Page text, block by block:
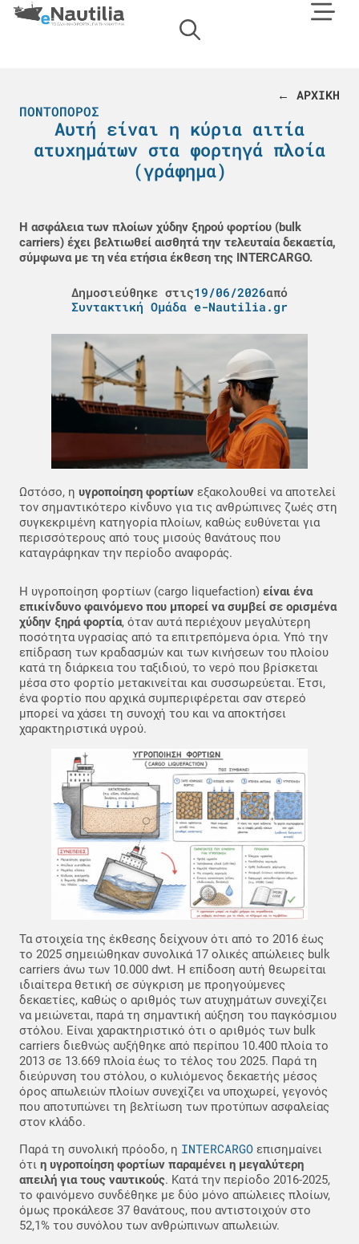
← ΑΡΧΙΚΗ
ΠΟΝΤΟΠΌΡΟΣ
Αυτή είναι η κύρια αιτία
ατυχημάτων στα φορτηγά πλοία
(γράφημα)
Η ασφάλεια των πλοίων χύδην ξηρού φορτίου (bulk
carriers) έχει βελτιωθεί αισθητά την τελευταία δεκαετία,
σύμφωνα με τη νέα ετήσια έκθεση της INTERCARGO.
Δημοσιεύθηκε στις19/06/2026από
Συντακτική Ομάδα e-Nautilia.gr
Ωστόσο, η υγροποίηση φορτίων εξακολουθεί να αποτελεί
τον σημαντικότερο κίνδυνο για τις ανθρώπινες ζωές στη
συγκεκριμένη κατηγορία πλοίων, καθώς ευθύνεται για
περισσότερους από τους μισούς θανάτους που
καταγράφηκαν την περίοδο αναφοράς.
Η υγροποίηση φορτίων (cargo liquefaction) είναι ένα
επικίνδυνο φαινόμενο που μπορεί να συμβεί σε ορισμένα
χύδην ξηρά φορτία, όταν αυτά περιέχουν μεγαλύτερη
ποσότητα υγρασίας από τα επιτρεπόμενα όρια. Υπό την
επίδραση των κραδασμών και των κινήσεων του πλοίου
κατά τη διάρκεια του ταξιδιού, το νερό που βρίσκεται
μέσα στο φορτίο μετακινείται και συσσωρεύεται. Έτσι,
ένα φορτίο που αρχικά συμπεριφέρεται σαν στερεό
μπορεί να χάσει τη συνοχή του και να αποκτήσει
χαρακτηριστικά υγρού.
Τα στοιχεία της έκθεσης δείχνουν ότι από το 2016 έως
το 2025 σημειώθηκαν συνολικά 17 ολικές απώλειες bulk
carriers άνω των 10.000 dwt. Η επίδοση αυτή θεωρείται
ιδιαίτερα θετική σε σύγκριση με προηγούμενες
δεκαετίες, καθώς ο αριθμός των ατυχημάτων συνεχίζει
να μειώνεται, παρά τη σημαντική αύξηση του παγκόσμιου
στόλου. Είναι χαρακτηριστικό ότι ο αριθμός των bulk
carriers διεθνώς αυξήθηκε από περίπου 10.400 πλοία το
2013 σε 13.669 πλοία έως το τέλος του 2025. Παρά τη
διεύρυνση του στόλου, ο κυλιόμενος δεκαετής μέσος
όρος απωλειών πλοίων συνεχίζει να υποχωρεί, γεγονός
που αποτυπώνει τη βελτίωση των προτύπων ασφαλείας
στον κλάδο.
Παρά τη συνολική πρόοδο, η INTERCARGO επισημαίνει
ότι η υγροποίηση φορτίων παραμένει η μεγαλύτερη
απειλή για τους ναυτικούς. Κατά την περίοδο 2016-2025,
το φαινόμενο συνδέθηκε με δύο μόνο απώλειες πλοίων,
όμως προκάλεσε 37 θανάτους, που αντιστοιχούν στο
52,1% του συνόλου των ανθρώπινων απωλειών.